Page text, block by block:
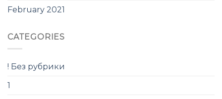
February 2021
CATEGORIES
! Без рубрики
1